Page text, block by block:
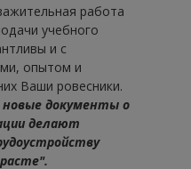
работа
учебного
и с
опытом и
Ваши ровесники.
новые документы о
делают